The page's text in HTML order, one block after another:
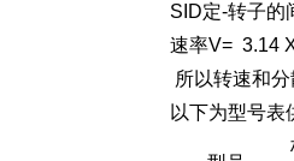
SID定-转子的
速率V= 3.14
所以转速和
以下为型号表